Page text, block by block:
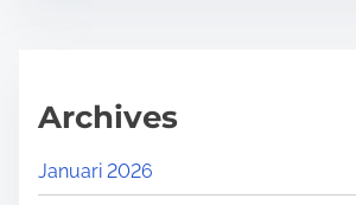
Archives
Januari 2026